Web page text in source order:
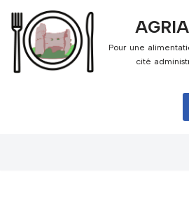
Aller
au
contenu
Pour une
cité